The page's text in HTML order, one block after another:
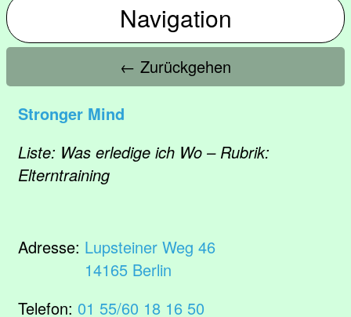
Navigation
← Zurückgehen
Stronger Mind
Liste: Was erledige ich Wo – Rubrik:
Elterntraining
Adresse: Lupsteiner Weg 46
14165 Berlin
Telefon: 01 55/60 18 16 50